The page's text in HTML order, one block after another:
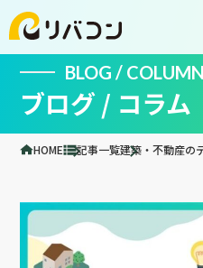
BLOG / COLUMN
ブログ / コラム
HOME 記事一覧建築・不動産の